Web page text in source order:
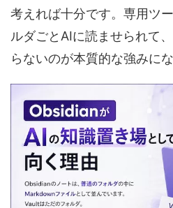
考えれば十分です。専用ツ
ルダごとAIに読ませられて
らないのが本質的な強みにな